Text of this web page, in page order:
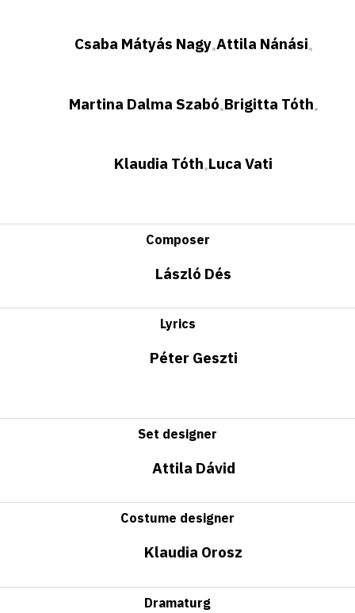
Csaba Mátyás Nagy•Attila Nánási•
Martina Dalma Szabó•Brigitta Tóth•
Klaudia Tóth•Luca Vati
Composer
László Dés
Lyrics
Péter Geszti
Set designer
Attila Dávid
Costume designer
Klaudia Orosz
Dramaturg